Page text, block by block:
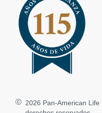
2026 Pan-American